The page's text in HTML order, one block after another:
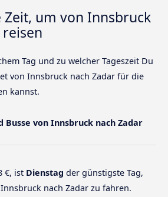
Zeit, um von Innsbruck
Tag und zu welcher Tageszeit Du
von Innsbruck nach Zadar für die
kannst.
Busse von Innsbruck nach Zadar
€, ist Dienstag der günstigste Tag,
nach Zadar zu fahren.